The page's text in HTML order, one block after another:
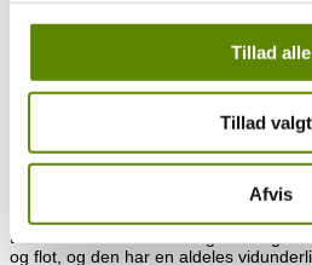
Tillad alle
Tillad
Afvis
Vinen i glasset
Vinen står med en smuk guldgylden
Duften
Chablis noter. Masser af mineralitet
og friske strå.
Vinen fremstår rank og ung – som
tekstur med masser af ung ren frugt.
og flot, og den har en aldeles